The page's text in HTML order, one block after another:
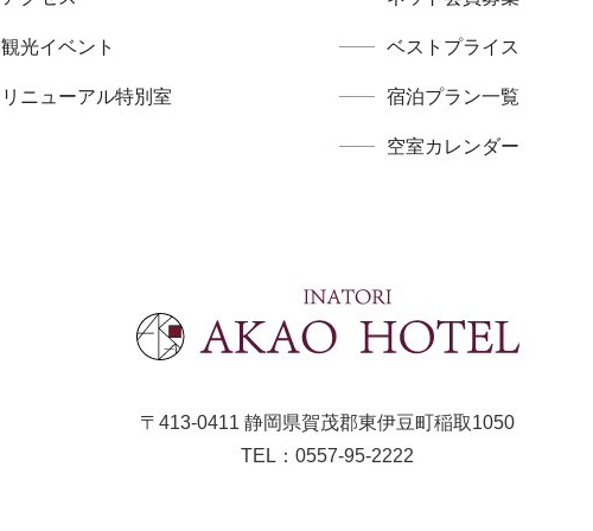
観光イベント
リニューアル特別室
ベストプライス
宿泊プラン⼀覧
空室カレンダー
〒413-0411 静岡県賀茂郡東伊⾖町稲取1050
TEL：0557-95-2222